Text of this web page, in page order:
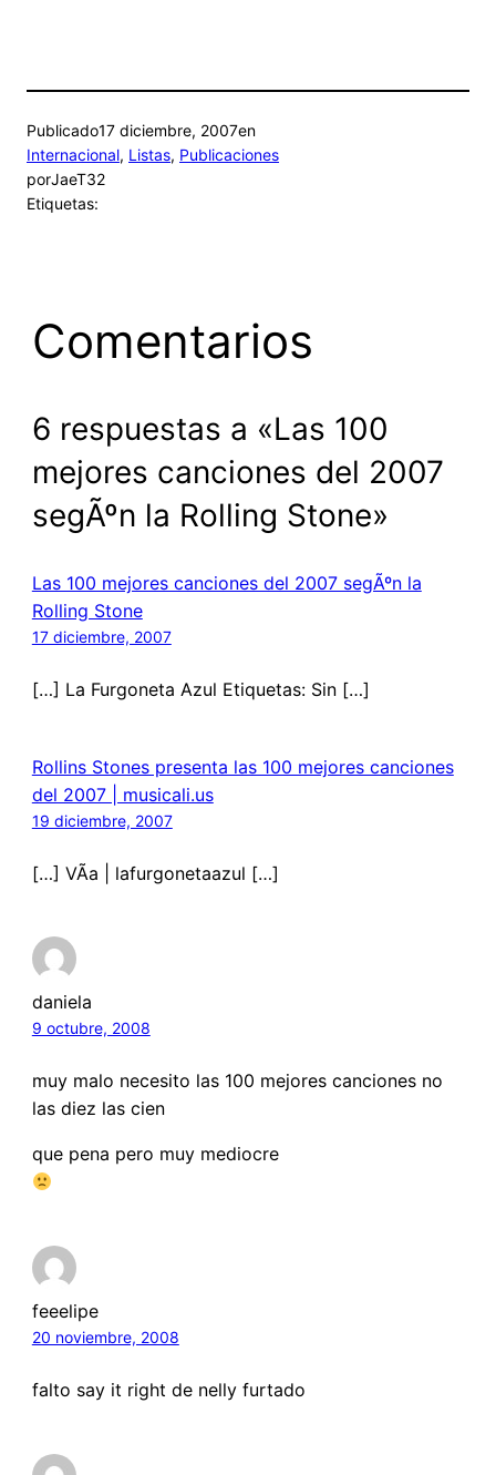
Publicado17 diciembre, 2007en
Internacional, Listas, Publicaciones
porJaeT32
Etiquetas:
Comentarios
6 respuestas a «Las 100
mejores canciones del 2007
segÃºn la Rolling Stone»
Las 100 mejores canciones del 2007 segÃºn la
Rolling Stone
17 diciembre, 2007
[…] La Furgoneta Azul Etiquetas: Sin […]
Rollins Stones presenta las 100 mejores canciones
del 2007 | musicali.us
19 diciembre, 2007
[…] VÃ­a | lafurgonetaazul […]
daniela
9 octubre, 2008
muy malo necesito las 100 mejores canciones no
las diez las cien
que pena pero muy mediocre
feeelipe
20 noviembre, 2008
falto say it right de nelly furtado